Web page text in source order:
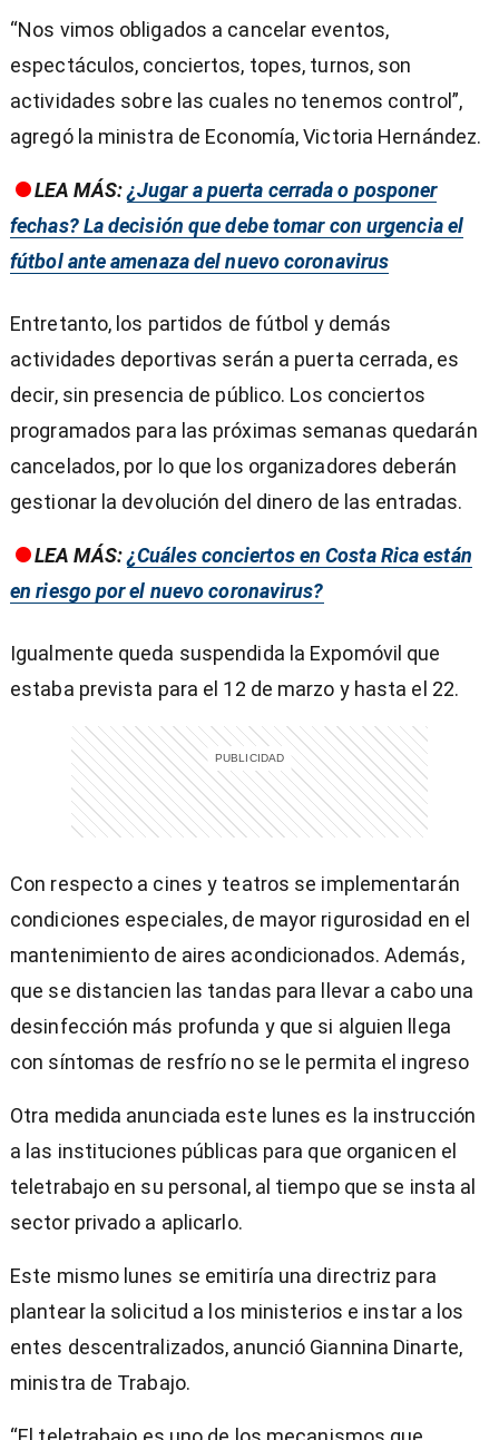
“Nos vimos obligados a cancelar eventos,
espectáculos, conciertos, topes, turnos, son
actividades sobre las cuales no tenemos control”,
agregó la ministra de Economía, Victoria Hernández.
LEA MÁS:¿Jugar a puerta cerrada o posponer
fechas? La decisión que debe tomar con urgencia el
fútbol ante amenaza del nuevo coronavirus
Entretanto, los partidos de fútbol y demás
actividades deportivas serán a puerta cerrada, es
decir, sin presencia de público. Los conciertos
programados para las próximas semanas quedarán
cancelados, por lo que los organizadores deberán
gestionar la devolución del dinero de las entradas.
LEA MÁS:¿Cuáles conciertos en Costa Rica están
en riesgo por el nuevo coronavirus?
Igualmente queda suspendida la Expomóvil que
estaba prevista para el 12 de marzo y hasta el 22.
Con respecto a cines y teatros se implementarán
condiciones especiales, de mayor rigurosidad en el
mantenimiento de aires acondicionados. Además,
que se distancien las tandas para llevar a cabo una
desinfección más profunda y que si alguien llega
con síntomas de resfrío no se le permita el ingreso
Otra medida anunciada este lunes es la instrucción
a las instituciones públicas para que organicen el
teletrabajo en su personal, al tiempo que se insta al
sector privado a aplicarlo.
Este mismo lunes se emitiría una directriz para
plantear la solicitud a los ministerios e instar a los
entes descentralizados, anunció Giannina Dinarte,
ministra de Trabajo.